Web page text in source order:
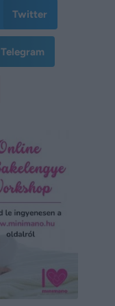
Twitter
Telegram